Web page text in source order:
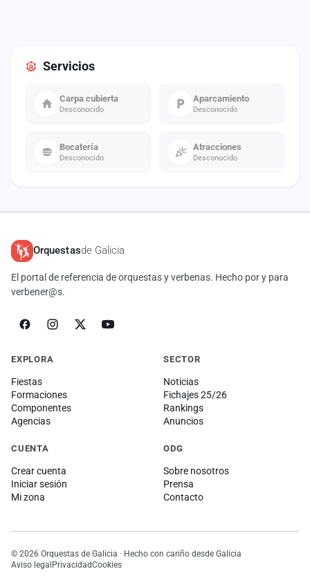
Servicios
Carpa cubierta
Desconocido
Aparcamiento
Desconocido
Bocatería
Desconocido
Atracciones
Desconocido
Orquestasde Galicia
El portal de referencia de orquestas y verbenas. Hecho por y para
verbener@s.
EXPLORA
Fiestas
Formaciones
Componentes
Agencias
SECTOR
Noticias
Fichajes 25/26
Rankings
Anuncios
CUENTA
Crear cuenta
Iniciar sesión
Mi zona
ODG
Sobre nosotros
Prensa
Contacto
© 2026 Orquestas de Galicia · Hecho con cariño desde Galicia
Aviso legalPrivacidadCookies